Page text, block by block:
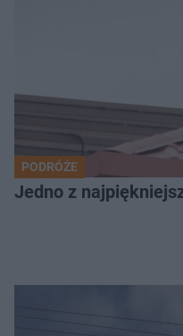
PODRÓŻE
Jedno z